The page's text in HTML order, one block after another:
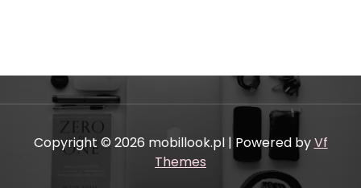
Copyright © 2026 mobillook.pl | Powered byVf
Themes